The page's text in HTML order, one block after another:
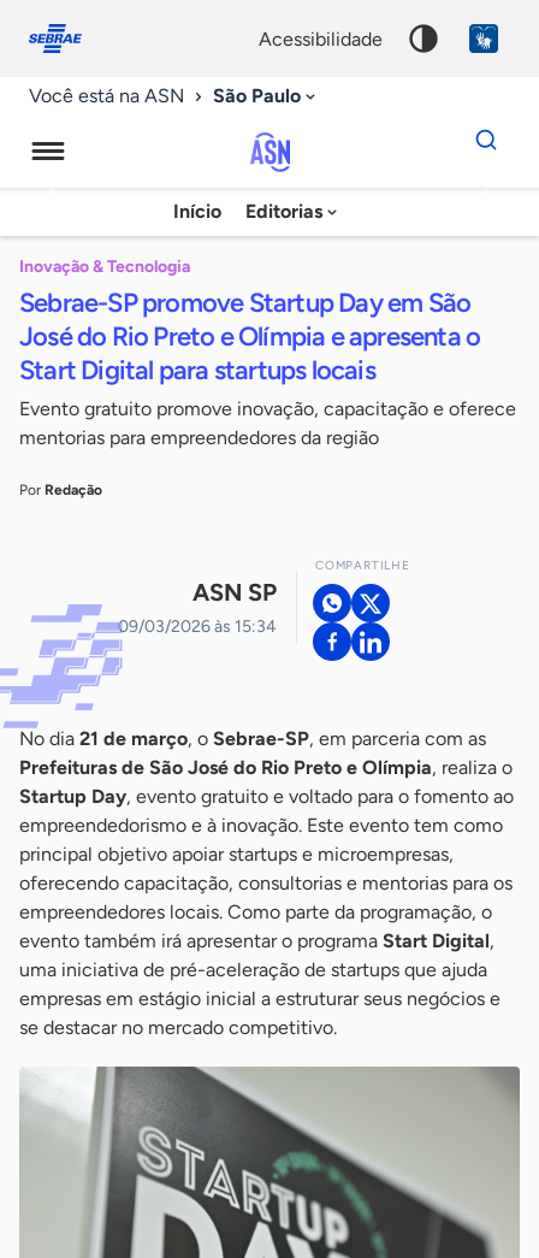
conosco
acessibilidade
Você está na ASN São Paulo
Agência
Sebrae
Notícias
Início Editorias
Dados
para
chave
Inovação & Tecnologia
Sebrae-SP promove Startup Day em São
José do Rio Preto e Olímpia e apresenta o
Start Digital para startups locais
Evento gratuito promove inovação, capacitação e oferece
mentorias para empreendedores da região
Por Redação
ASN SP
09/03/2026 às 15:34
COMPARTILHE
No dia 21 de março, o Sebrae-SP, em parceria com as
Prefeituras de São José do Rio Preto e Olímpia, realiza o
Startup Day, evento gratuito e voltado para o fomento ao
empreendedorismo e à inovação. Este evento tem como
principal objetivo apoiar startups e microempresas,
oferecendo capacitação, consultorias e mentorias para os
empreendedores locais. Como parte da programação, o
evento também irá apresentar o programa Start Digital,
uma iniciativa de pré-aceleração de startups que ajuda
empresas em estágio inicial a estruturar seus negócios e
se destacar no mercado competitivo.